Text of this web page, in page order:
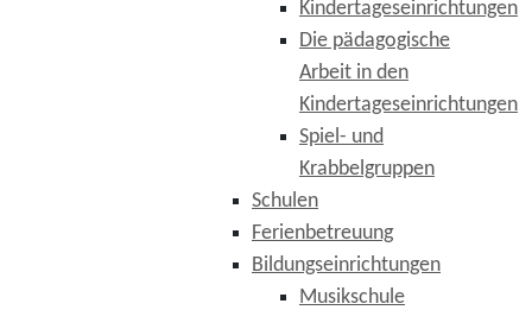
Kindertageseinrichtungen
Die pädagogische
Arbeit in den
Kindertageseinrichtungen
Spiel- und
Krabbelgruppen
Schulen
Ferienbetreuung
Bildungseinrichtungen
Musikschule